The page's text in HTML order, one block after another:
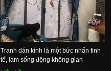
Tranh dán kính là một bức nhấn tinh
tế, làm sống động không gian